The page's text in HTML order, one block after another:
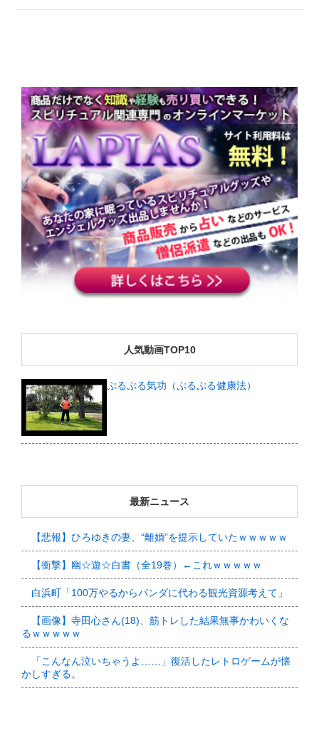
人気動画TOP10
ぷるぷる気功（ぷるぷる健康法）
最新ニュース
【悲報】ひろゆきの妻、“離婚”を提示していたｗｗｗｗｗ
【衝撃】幽☆遊☆白書（全19巻）←これｗｗｗｗｗ
白浜町「100万やるからパンダに代わる観光資源考えて」
【画像】寺田心さん(18)、筋トレした結果無事かわいくな
るｗｗｗｗｗ
「こんなん泣いちゃうよ……」復活したレトロゲームが懐
かしすぎる。